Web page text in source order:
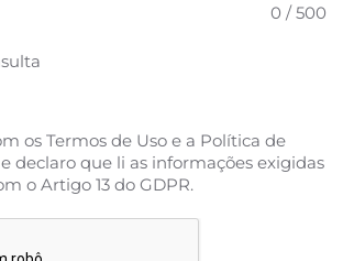
0 / 500
os Termos de Uso e a Política de
declaro que li as informações exigidas
o Artigo 13 do GDPR.